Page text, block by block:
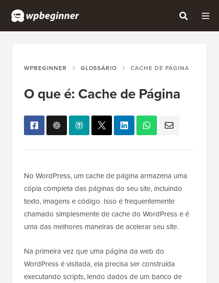
WPBEGINNER GLOSSÁRIO CACHE DE PÁGINA
O que é: Cache de Página
No WordPress, um cache de página armazena uma
cópia completa das páginas do seu site, incluindo
texto, imagens e código. Isso é frequentemente
chamado simplesmente de cache do WordPress e é
uma das melhores maneiras de acelerar seu site.
Na primeira vez que uma página da web do
WordPress é visitada, ela precisa ser construída
executando scripts, lendo dados de um banco de